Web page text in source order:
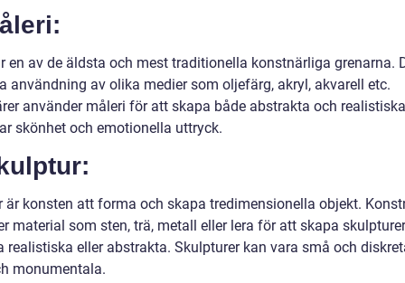
en av de äldsta och mest traditionella konstnärliga grenarna.
användning av olika medier som oljefärg, akryl, akvarell etc.
använder måleri för att skapa både abstrakta och
skönhet och emotionella uttryck.
är konsten att forma och skapa tredimensionella objekt.
material som sten, trä, metall eller lera för att skapa
realistiska eller abstrakta. Skulpturer kan vara små och
monumentala.